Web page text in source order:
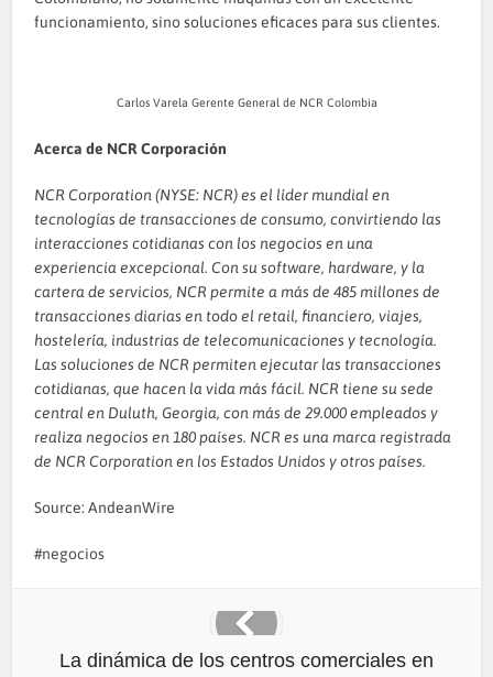
funcionamiento, sino soluciones eficaces para sus clientes.
Carlos Varela Gerente General de NCR Colombia
Acerca de NCR Corporación
NCR Corporation (NYSE: NCR) es el líder mundial en
tecnologías de transacciones de consumo, convirtiendo las
interacciones cotidianas con los negocios en una
experiencia excepcional. Con su software, hardware, y la
cartera de servicios, NCR permite a más de 485 millones de
transacciones diarias en todo el retail, financiero, viajes,
hostelería, industrias de telecomunicaciones y tecnología.
Las soluciones de NCR permiten ejecutar las transacciones
cotidianas, que hacen la vida más fácil. NCR tiene su sede
central en Duluth, Georgia, con más de 29.000 empleados y
realiza negocios en 180 países. NCR es una marca registrada
de NCR Corporation en los Estados Unidos y otros países.
Source: AndeanWire
negocios
La dinámica de los centros comerciales en